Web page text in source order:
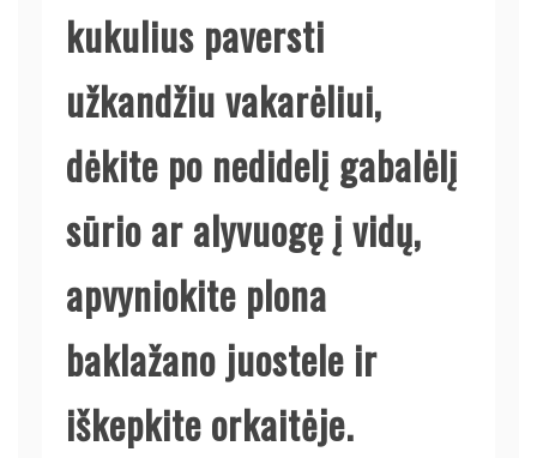
kukulius paversti
užkandžiu vakarėliui,
dėkite po nedidelį gabalėlį
sūrio ar alyvuogę į vidų,
apvyniokite plona
baklažano juostele ir
iškepkite orkaitėje.